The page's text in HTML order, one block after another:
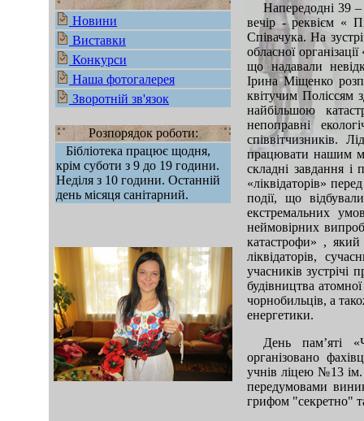
Новини
Виставки
Конкурси
Наша фотогалерея
Зворотній зв'язок
Розпорядок роботи:
Бібліотека працює щодня,
крім суботи з 9 до 19 години.
Неділя з 10 години. Останній
день місяця санітарний.
mod sb vertikal
Напередодні 39
вечір - реквієм «
Співачука. На
обласної
що надавали
Ірина Міщенко
квітучим Поліссям
найбільшою
непоправні
співвітчизників.
працювати нашим
складні завдання і
«ліквідаторів»
події, що
екстремальних
неймовірних
катастрофи» ,
ліквідаторів,
учасників зустрічі
будівництва
чорнобильців, а
енергетики.
День памʼяті
організовано
учнів ліцею №13
передумовами
грифом "секретно"